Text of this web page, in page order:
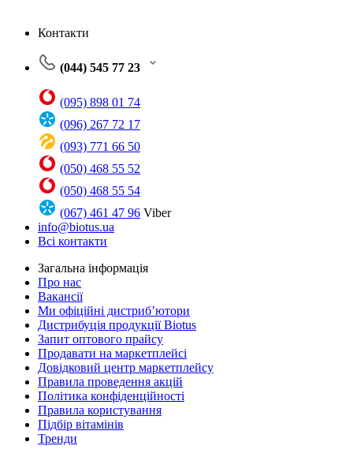
Контакти
(044) 545 77 23
(095) 898 01 74
(096) 267 72 17
(093) 771 66 50
(050) 468 55 52
(050) 468 55 54
(067) 461 47 96 Viber
info@biotus.ua
Всі контакти
Загальна інформація
Про нас
Вакансії
Ми офіційні дистриб’ютори
Дистрибуція продукції Biotus
Запит оптового прайсу
Продавати на маркетплейсі
Довідковий центр маркетплейсу
Правила проведення акцій
Політика конфіденційності
Правила користування
Підбір вітамінів
Тренди